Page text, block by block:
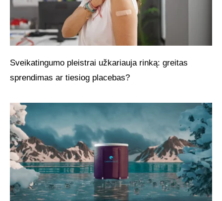
Sveikatingumo pleistrai užkariauja rinką: greitas
sprendimas ar tiesiog placebas?